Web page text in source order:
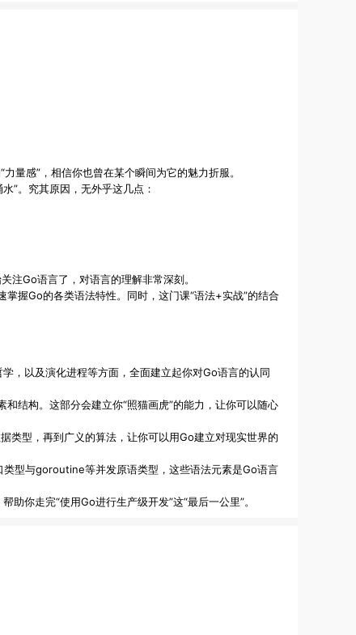
量感”，相信你也曾在某个瞬间为它的魅力折服。
”。究其原因，无外乎这几点：
注Go语言了，对语言的理解非常深刻。
握Go的各类语法特性。同时，这门课“语法+实战”的结合
，以及演化进程等方面，全面建立起你对Go语言的认同
结构。这部分会建立你“照猫画虎”的能力，让你可以随心
类型，再到广义的算法，让你可以用Go建立对现实世界的
型与goroutine等并发原语类型，这些语法元素是Go语言
你走完“使用Go进行生产级开发”这“最后一公里”。